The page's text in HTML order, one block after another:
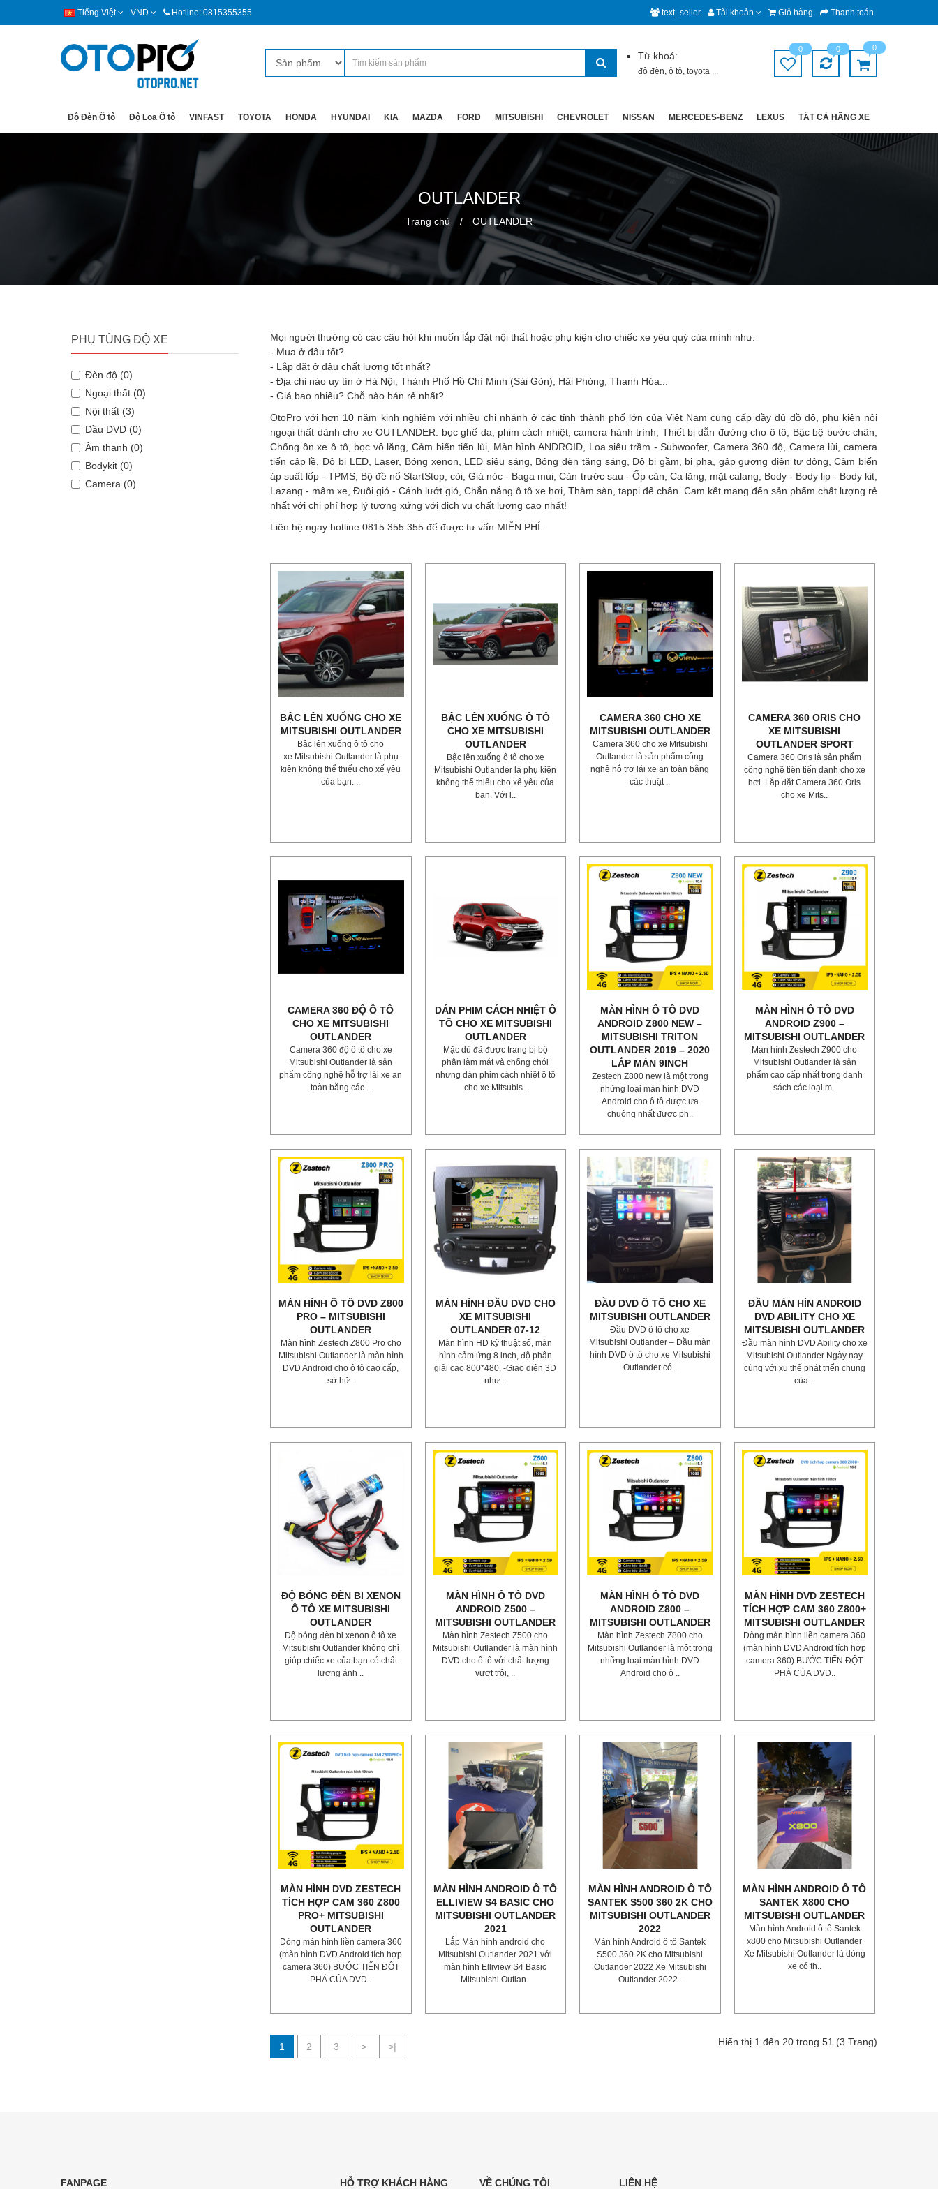
Tiếng Việt VND Hotline: 0815355355 text_seller Tài khoản Giỏ hàng Thanh toán
Từ khoá:
độ đèn, ô tô, toyota ...
0 0 0
Độ Đèn Ô tô Độ Loa Ô tô VINFAST TOYOTA HONDA HYUNDAI KIA MAZDA FORD MITSUBISHI CHEVROLET NISSAN MERCEDES-BENZ LEXUS TẤT CẢ HÃNG XE
OUTLANDER
Trang chủ OUTLANDER
PHỤ TÙNG ĐỘ XE
Đèn độ (0)
Ngoại thất (0)
Nội thất (3)
Đầu DVD (0)
Âm thanh (0)
Bodykit (0)
Camera (0)
Mọi người thường có các câu hỏi khi muốn lắp đặt nội thất hoặc phụ kiện cho chiếc xe yêu quý của mình như:
- Mua ở đâu tốt?
- Lắp đặt ở đâu chất lượng tốt nhất?
- Địa chỉ nào uy tín ở Hà Nội, Thành Phố Hồ Chí Minh (Sài Gòn), Hải Phòng, Thanh Hóa...
- Giá bao nhiêu? Chỗ nào bán rẻ nhất?
OtoPro với hơn 10 năm kinh nghiệm với nhiều chi nhánh ở các tỉnh thành phố lớn của Việt Nam cung cấp đầy đủ đồ độ, phụ kiện nội
ngoại thất dành cho xe OUTLANDER: bọc ghế da, phim cách nhiệt, camera hành trình, Thiết bị dẫn đường cho ô tô, Bậc bệ bước chân,
Chống ồn xe ô tô, bọc vô lăng, Cảm biến tiến lùi, Màn hình ANDROID, Loa siêu trầm - Subwoofer, Camera 360 độ, Camera lùi, camera
tiến cập lề, Độ bi LED, Laser, Bóng xenon, LED siêu sáng, Bóng đèn tăng sáng, Độ bi gầm, bi pha, gập gương điện tự động, Cảm biến
áp suất lốp - TPMS, Bộ đề nổ StartStop, còi, Giá nóc - Baga mui, Cản trước sau - Ốp cản, Ca lăng, mặt calang, Body - Body lip - Body kit,
Lazang - mâm xe, Đuôi gió - Cánh lướt gió, Chắn nắng ô tô xe hơi, Thảm sàn, tappi để chân. Cam kết mang đến sản phẩm chất lượng rẻ
nhất với chi phí hợp lý tương xứng với dịch vụ chất lượng cao nhất!
Liên hệ ngay hotline 0815.355.355 để được tư vấn MIỄN PHÍ.
BẬC LÊN XUỐNG CHO XE
MITSUBISHI OUTLANDER
Bậc lên xuống ô tô cho
xe Mitsubishi Outlander là phụ
kiện không thể thiếu cho xế yêu
của bạn. ..
BẬC LÊN XUỐNG Ô TÔ
CHO XE MITSUBISHI
OUTLANDER
Bậc lên xuống ô tô cho xe
Mitsubishi Outlander là phụ kiện
không thể thiếu cho xế yêu của
bạn. Với l..
CAMERA 360 CHO XE
MITSUBISHI OUTLANDER
Camera 360 cho xe Mitsubishi
Outlander là sản phẩm công
nghệ hỗ trợ lái xe an toàn bằng
các thuật ..
CAMERA 360 ORIS CHO
XE MITSUBISHI
OUTLANDER SPORT
Camera 360 Oris là sản phẩm
công nghệ tiên tiến dành cho xe
hơi. Lắp đặt Camera 360 Oris
cho xe Mits..
CAMERA 360 ĐỘ Ô TÔ
CHO XE MITSUBISHI
OUTLANDER
Camera 360 độ ô tô cho xe
Mitsubishi Outlander là sản
phẩm công nghệ hỗ trợ lái xe an
toàn bằng các ..
DÁN PHIM CÁCH NHIỆT Ô
TÔ CHO XE MITSUBISHI
OUTLANDER
Mặc dù đã được trang bị bộ
phận làm mát và chống chói
nhưng dán phim cách nhiệt ô tô
cho xe Mitsubis..
MÀN HÌNH Ô TÔ DVD
ANDROID Z800 NEW –
MITSUBISHI TRITON
OUTLANDER 2019 – 2020
LẮP MÀN 9INCH
Zestech Z800 new là một trong
những loại màn hình DVD
Android cho ô tô được ưa
chuộng nhất được ph..
MÀN HÌNH Ô TÔ DVD
ANDROID Z900 –
MITSUBISHI OUTLANDER
Màn hình Zestech Z900 cho
Mitsubishi Outlander là sản
phẩm cao cấp nhất trong danh
sách các loại m..
MÀN HÌNH Ô TÔ DVD Z800
PRO – MITSUBISHI
OUTLANDER
Màn hình Zestech Z800 Pro cho
Mitsubishi Outlander là màn hình
DVD Android cho ô tô cao cấp,
sở hữ..
MÀN HÌNH ĐẦU DVD CHO
XE MITSUBISHI
OUTLANDER 07-12
Màn hình HD kỹ thuật số, màn
hình cảm ứng 8 inch, độ phân
giải cao 800*480. -Giao diện 3D
như ..
ĐẦU DVD Ô TÔ CHO XE
MITSUBISHI OUTLANDER
Đầu DVD ô tô cho xe
Mitsubishi Outlander – Đầu màn
hình DVD ô tô cho xe Mitsubishi
Outlander có..
ĐẦU MÀN HÌN ANDROID
DVD ABILITY CHO XE
MITSUBISHI OUTLANDER
Đầu màn hình DVD Ability cho xe
Mitsubishi Outlander Ngày nay
cùng với xu thế phát triển chung
của ..
ĐỘ BÓNG ĐÈN BI XENON
Ô TÔ XE MITSUBISHI
OUTLANDER
Độ bóng đèn bi xenon ô tô xe
Mitsubishi Outlander không chỉ
giúp chiếc xe của bạn có chất
lượng ánh ..
MÀN HÌNH Ô TÔ DVD
ANDROID Z500 –
MITSUBISHI OUTLANDER
Màn hình Zestech Z500 cho
Mitsubishi Outlander là màn hình
DVD cho ô tô với chất lượng
vượt trội, ..
MÀN HÌNH Ô TÔ DVD
ANDROID Z800 –
MITSUBISHI OUTLANDER
Màn hình Zestech Z800 cho
Mitsubishi Outlander là một trong
những loại màn hình DVD
Android cho ô ..
MÀN HÌNH DVD ZESTECH
TÍCH HỢP CAM 360 Z800+
MITSUBISHI OUTLANDER
Dòng màn hình liền camera 360
(màn hình DVD Android tích hợp
camera 360) BƯỚC TIẾN ĐỘT
PHÁ CỦA DVD..
MÀN HÌNH DVD ZESTECH
TÍCH HỢP CAM 360 Z800
PRO+ MITSUBISHI
OUTLANDER
Dòng màn hình liền camera 360
(màn hình DVD Android tích hợp
camera 360) BƯỚC TIẾN ĐỘT
PHÁ CỦA DVD..
MÀN HÌNH ANDROID Ô TÔ
ELLIVIEW S4 BASIC CHO
MITSUBISHI OUTLANDER
2021
Lắp Màn hình android cho
Mitsubishi Outlander 2021 với
màn hình Elliview S4 Basic
Mitsubishi Outlan..
MÀN HÌNH ANDROID Ô TÔ
SANTEK S500 360 2K CHO
MITSUBISHI OUTLANDER
2022
Màn hình Android ô tô Santek
S500 360 2K cho Mitsubishi
Outlander 2022 Xe Mitsubishi
Outlander 2022..
MÀN HÌNH ANDROID Ô TÔ
SANTEK X800 CHO
MITSUBISHI OUTLANDER
Màn hình Android ô tô Santek
x800 cho Mitsubishi Outlander
Xe Mitsubishi Outlander là dòng
xe có th..
1 2 3 > >| Hiển thị 1 đến 20 trong 51 (3 Trang)
FANPAGE HỖ TRỢ KHÁCH HÀNG VỀ CHÚNG TÔI LIÊN HỆ